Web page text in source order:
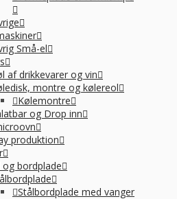
Små-el
af drikkevarer og vin
montre og kølereol
Kølemontre
og Drop inn
produktion
bordplade
Stålbordplade med vanger